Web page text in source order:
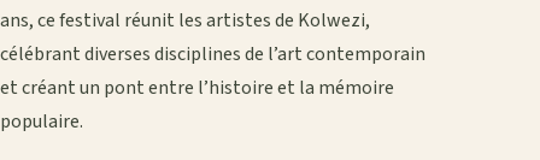
ans, ce festival réunit les artistes de Kolwezi,
célébrant diverses disciplines de l’art contemporain
et créant un pont entre l’histoire et la mémoire
populaire.